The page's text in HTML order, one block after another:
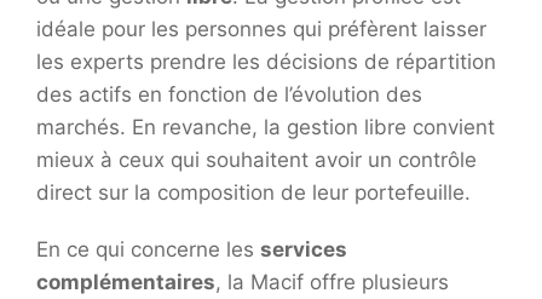
idéale pour les personnes qui préfèrent laisser
les experts prendre les décisions de répartition
des actifs en fonction de l’évolution des
marchés. En revanche, la gestion libre convient
mieux à ceux qui souhaitent avoir un contrôle
direct sur la composition de leur portefeuille.
En ce qui concerne les services
complémentaires, la Macif offre plusieurs